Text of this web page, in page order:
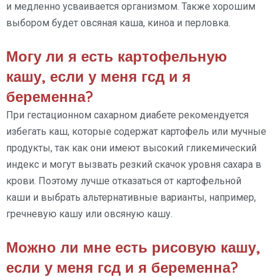
и медленно усваивается организмом. Также хорошим
выбором будет овсяная каша, киноа и перловка.
Могу ли я есть картофельную
кашу, если у меня гсд и я
беременна?
При гестационном сахарном диабете рекомендуется
избегать каш, которые содержат картофель или мучные
продукты, так как они имеют высокий гликемический
индекс и могут вызвать резкий скачок уровня сахара в
крови. Поэтому лучше отказаться от картофельной
каши и выбрать альтернативные варианты, например,
гречневую кашу или овсяную кашу.
Можно ли мне есть рисовую кашу,
если у меня гсд и я беременна?